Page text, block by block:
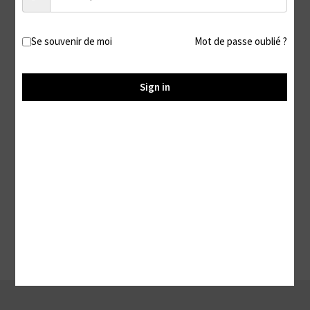
Ballerines odorantes
9,99€
Se souvenir de moi Mot de passe oublié ?
Sign in